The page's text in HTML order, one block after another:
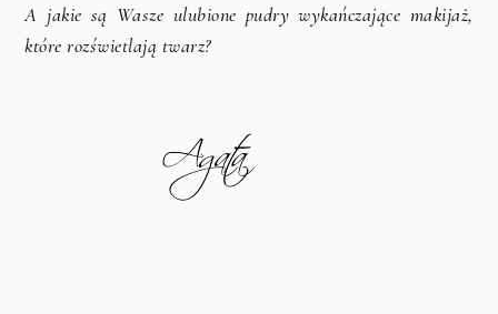
A jakie są Wasze ulubione pudry wykańczające makijaż,
które rozświetlają twarz?